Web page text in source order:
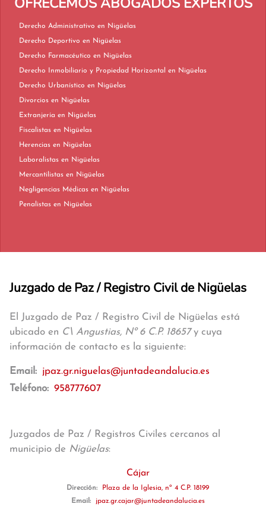
Derecho Administrativo en Nigüelas
Derecho Deportivo en Nigüelas
Derecho Farmacéutico en Nigüelas
Derecho Inmobiliario y Propiedad Horizontal en Nigüelas
Derecho Urbanístico en Nigüelas
Divorcios en Nigüelas
Extranjería en Nigüelas
Fiscalistas en Nigüelas
Herencias en Nigüelas
Laboralistas en Nigüelas
Mercantilistas en Nigüelas
Negligencias Médicas en Nigüelas
Penalistas en Nigüelas
Juzgado de Paz / Registro Civil de Nigüelas
El Juzgado de Paz / Registro Civil de Nigüelas está
ubicado en C\ Angustias, Nº 6 C.P. 18657y cuya
información de contacto es la siguiente:
Email: jpaz.gr.niguelas@juntadeandalucia.es
Teléfono: 958777607
Juzgados de Paz / Registros Civiles cercanos al
municipio de Nigüelas:
Cájar
Dirección:
Plaza de la Iglesia, nº 4 C.P. 18199
Email:
jpaz.gr.cajar@juntadeandalucia.es